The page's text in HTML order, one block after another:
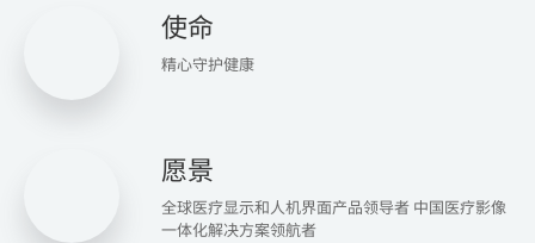
使命
精心守护健康
愿景
全球医疗显示和人机界面产品领导者 中国医疗影像
一体化解决方案领航者